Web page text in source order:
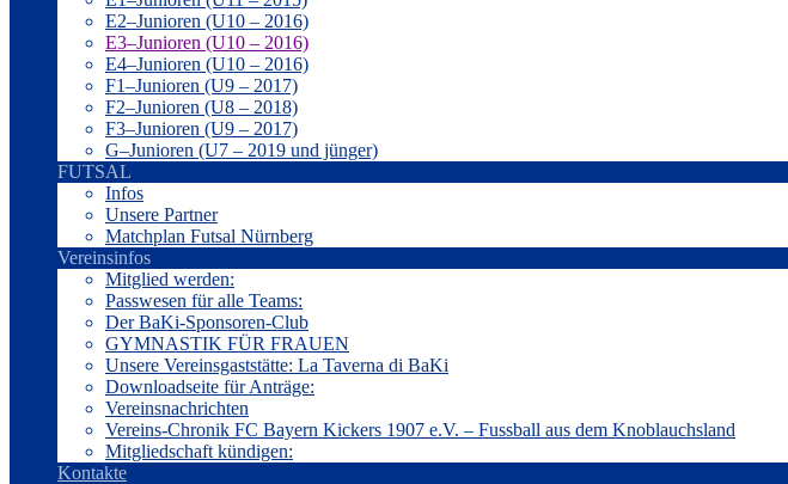
E2–Junioren (U10 – 2016)
E3–Junioren (U10 – 2016)
E4–Junioren (U10 – 2016)
F1–Junioren (U9 – 2017)
F2–Junioren (U8 – 2018)
F3–Junioren (U9 – 2017)
G–Junioren (U7 – 2019 und jünger)
FUTSAL
Infos
Unsere Partner
Matchplan Futsal Nürnberg
Vereinsinfos
Mitglied werden:
Passwesen für alle Teams:
Der BaKi-Sponsoren-Club
GYMNASTIK FÜR FRAUEN
Unsere Vereinsgaststätte: La Taverna di BaKi
Downloadseite für Anträge:
Vereinsnachrichten
Vereins-Chronik FC Bayern Kickers 1907 e.V. – Fussball aus dem Knoblauchsland
Mitgliedschaft kündigen:
Kontakte